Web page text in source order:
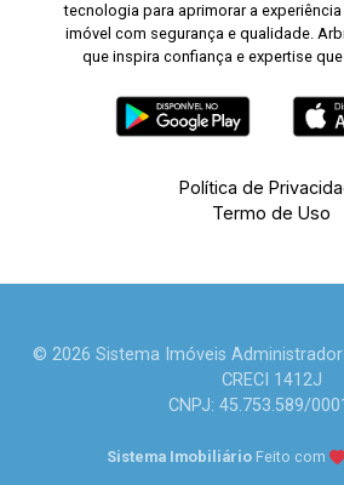
tecnologia para aprimorar a
imóvel com segurança e qualidade.
que inspira confiança e expertise
Política de
Termo de Uso
© 2026 Sistema Imóveis
CRECI 1412J
CNPJ: 45.753.589/
Sistema Imobiliário Feito com